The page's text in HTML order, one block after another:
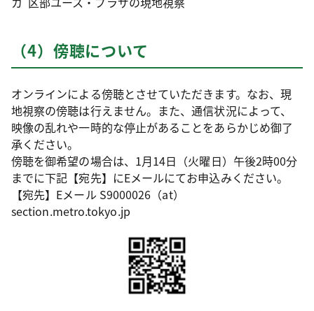
（4）傍聴について
オンラインによる傍聴とさせていただきます。なお、現
地視察の傍聴は行えません。また、通信状況によって、
映像の乱れや一時的な停止があることをあらかじめ御了
承ください。
傍聴を御希望の場合は、1月14日（火曜日）午後2時00分
までに下記【宛先】にEメールにてお申込みください。
【宛先】Eメール S9000026（at）
section.metro.tokyo.jp